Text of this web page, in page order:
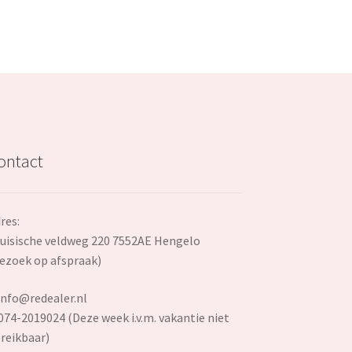
veldweg 220 7552AE Hengelo
op afspraak)
2019024 (Deze week i.v.m. vakantie niet